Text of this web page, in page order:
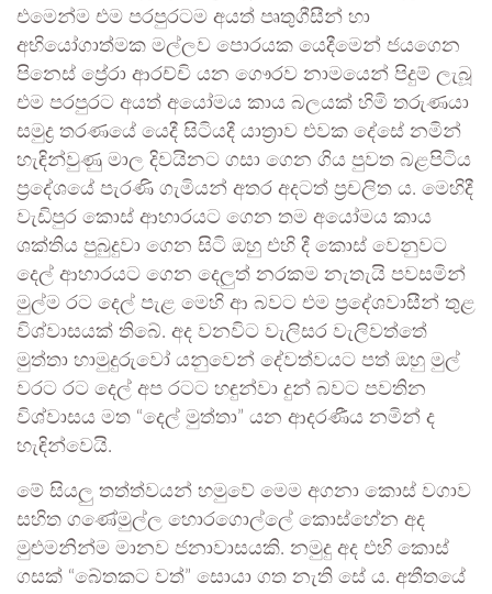
එමෙන්ම එම පරපුරටම අයත් පෘතුගීසීන් හා
අභියෝගාත්මක මල්ලව පොරයක යෙදීමෙන් ජයගෙන
පිනෙස් ප්‍රේරා ආරච්චි යන ගෞරව නාමයෙන් පිදුම් ලැබූ
එම පරපුරට අයත් අයෝමය කාය බලයක් හිමි තරුණයා
සමුද්‍ර තරණයේ යෙදී සිටියදී යාත්‍රාව එවක දේසේ නමින්
හැඳින්වුණු මාල දිවයිනට ගසා ගෙන ගිය පුවත බළපිටිය
ප්‍රදේශයේ පැරණි ගැමියන් අතර අදටත් ප්‍රචලිත ය. මෙහිදී
වැඩිපුර කොස් ආහාරයට ගෙන තම අයෝමය කාය
ශක්තිය පුබුදුවා ගෙන සිටි ඔහු එහි දී කොස් වෙනුවට
දෙල් ආහාරයට ගෙන දෙලුත් නරකම නැතැයි පවසමින්
මුල්ම රට දෙල් පැළ මෙහි ආ බවට එම ප්‍රදේශවාසීන් තුළ
විශ්වාසයක් තිබේ. අද වනවිට වැලිසර වැලිවත්තේ
මුත්තා හාමුදුරුවෝ යනුවෙන් දේවත්වයට පත් ඔහු මුල්
වරට රට දෙල් අප රටට හඳුන්වා දුන් බවට පවතින
විශ්වාසය මත “දෙල් මුත්තා” යන ආදරණීය නමින් ද
හැඳින්වෙයි.
මේ සියලු තත්ත්වයන් හමුවේ මෙම අගනා කොස් වගාව
සහිත ගණේමුල්ල හොරගොල්ලේ කොස්හේන අද
මුළුමනින්ම මානව ජනාවාසයකි. නමුදු අද එහි කොස්
ගසක් “බේතකට වත්” සොයා ගත නැති සේ ය. අතීතයේ